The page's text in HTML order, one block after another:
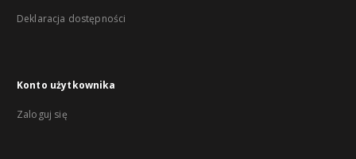
Deklaracja dostępności
Konto użytkownika
Zaloguj się